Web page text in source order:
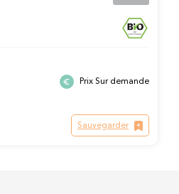
Prix Sur demande
Sauvegarder